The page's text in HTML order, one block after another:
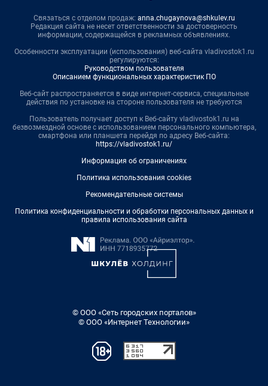
Связаться с отделом продаж: anna.chugaynova@shkulev.ru
Редакция сайта не несет ответственности за достоверность
информации, содержащейся в рекламных объявлениях.
Особенности эксплуатации (использования) веб-сайта vladivostok1.ru
регулируются:
Руководством пользователя
Описанием функциональных характеристик ПО
Веб-сайт распространяется в виде интернет-сервиса, специальные
действия по установке на стороне пользователя не требуются
Пользователь получает доступ к Веб-сайту vladivostok1.ru на
безвозмездной основе с использованием персонального компьютера,
смартфона или планшета перейдя по адресу Веб-сайта:
https://vladivostok1.ru/
Информация об ограничениях
Политика использования cookies
Рекомендательные системы
Политика конфиденциальности и обработки персональных данных и
правила использования сайта
© ООО «Сеть городских порталов»
© ООО «Интернет Технологии»